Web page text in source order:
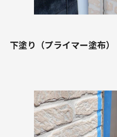
下塗り（プライマー塗布）